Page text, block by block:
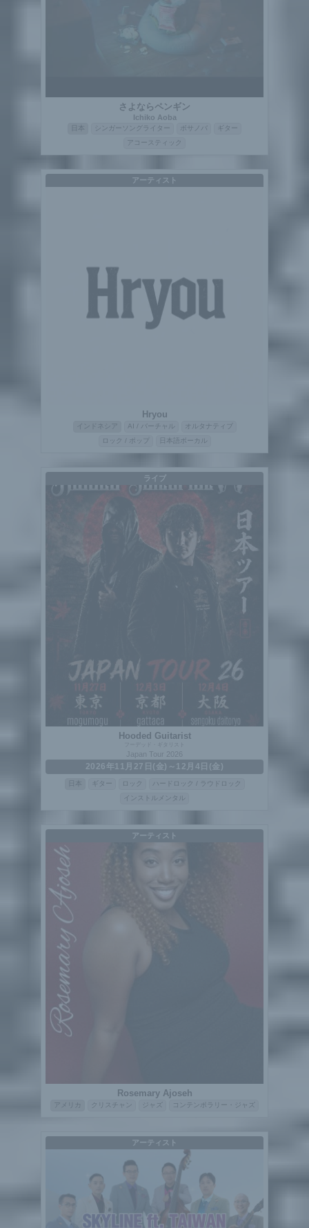
さよならペンギン
Ichiko Aoba
シンガーソングライター ボサノバ
ギター
アコースティック
アーティスト
Hryou
インドネシア AI / バーチャル
オルタナティブ
ロック / ポップ
日本語ボーカル
ライブ
Hooded Guitarist
フーデッド・ギタリスト
Japan Tour 2026
2026年11月27日(金)～12月4日(金)
ギター ロック
ハードロック / ラウドロック
インストルメンタル
アーティスト
Rosemary Ajoseh
アメリカ クリスチャン ジャズ コンテンポラリー・ジャズ
アーティスト